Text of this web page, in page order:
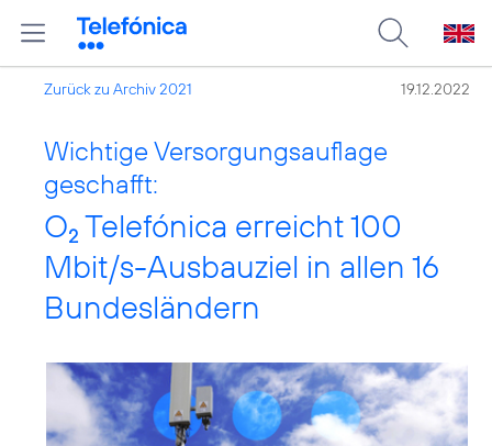
Zurück zu Archiv 2021 19.12.2022
Wichtige Versorgungsauflage
geschafft:
O2 Telefónica erreicht 100
Mbit/s-Ausbauziel in allen 16
Bundesländern